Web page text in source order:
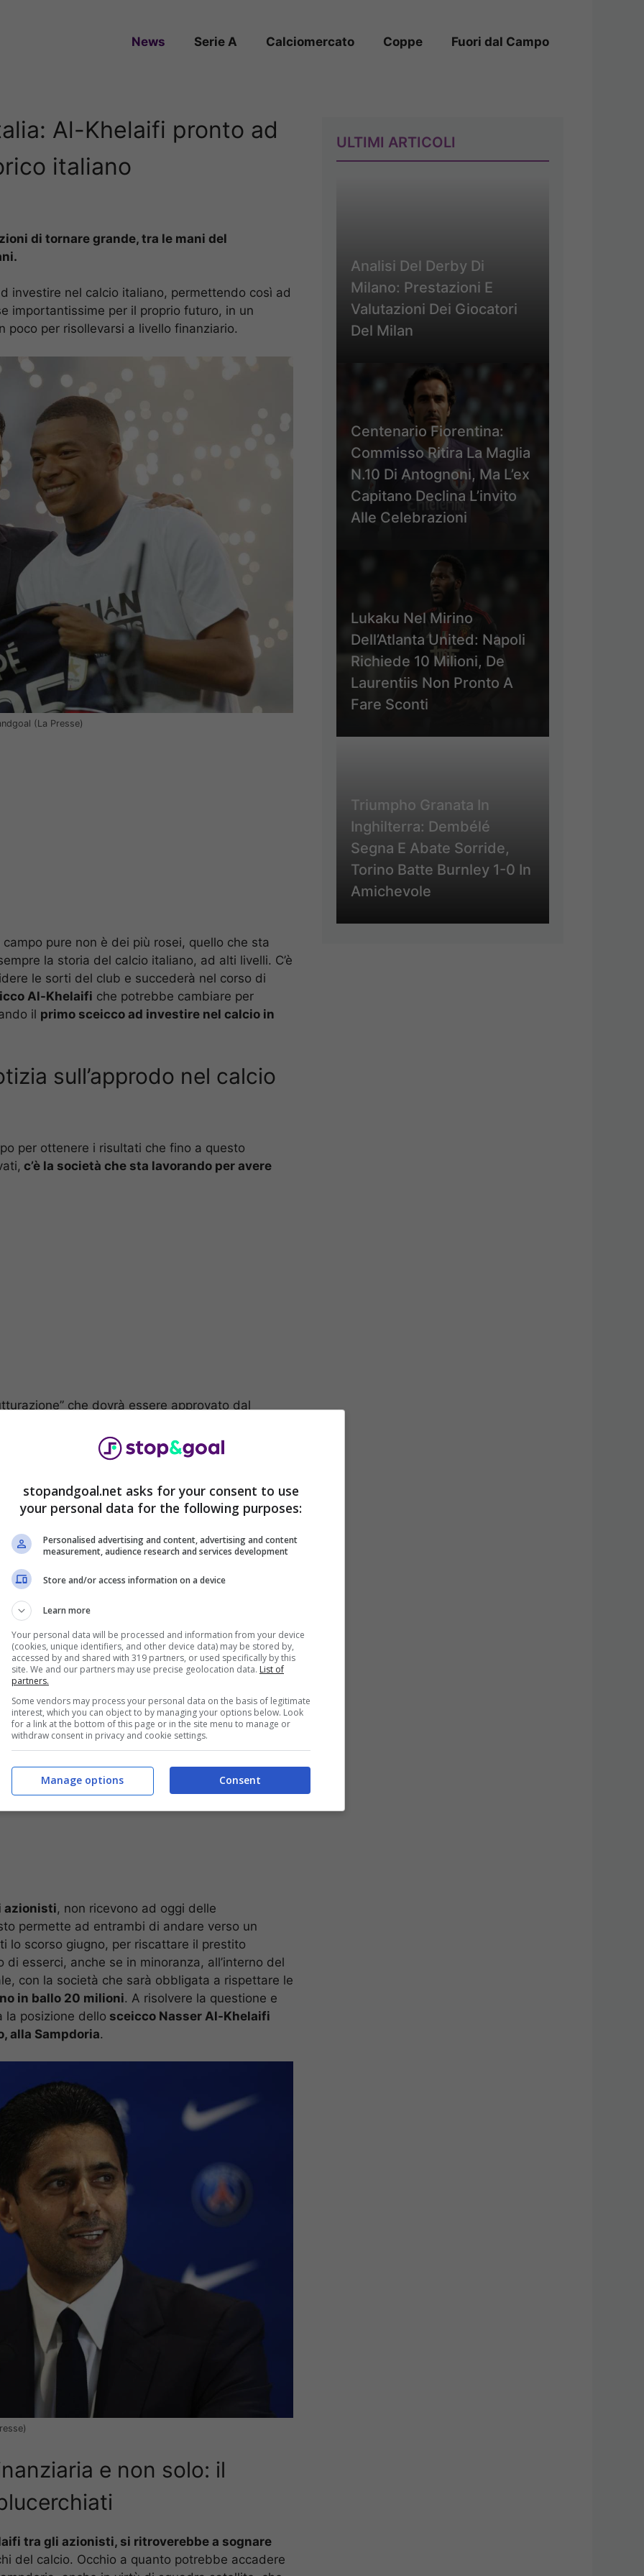
News Serie A Calciomercato Coppe Fuori dal Campo
Al-Khelaifi pronto ad
italiano
di tornare grande, tra le mani del
investire nel calcio italiano, permettendo così ad
importantissime per il proprio futuro, in un
per risollevarsi a livello finanziario.
(La Presse)
pure non è dei più rosei, quello che sta
la storia del calcio italiano, ad alti livelli. C’è
le sorti del club e succederà nel corso di
Al-Khelaifi che potrebbe cambiare per
il primo sceicco ad investire nel calcio in
sull’approdo nel calcio
per ottenere i risultati che fino a questo
c’è la società che sta lavorando per avere
che dovrà essere approvato dal
sarebbe fissata al 20 ottobre 2023
200 milioni attuali di debito a cifre intorno agli
che, da sottolineare, hanno ereditato
di tutto il mondo, con i due investitori che
uno di questi, appunto,potrebbe salvare la
Al-Khelaifi, che è fonte principale del fondo
la situazione
alla Sampdoria.A riportare la notizia sono i
che è la situazione in casa blucerchiata.
azionisti, non ricevono ad oggi delle
permette ad entrambi di andare verso un
lo scorso giugno, per riscattare il prestito
esserci, anche se in minoranza, all’interno del
con la società che sarà obbligata a rispettare le
in ballo 20 milioni. A risolvere la questione e
la posizione dello sceicco Nasser Al-Khelaifi
alla Sampdoria.
e non solo: il
tra gli azionisti, si ritroverebbe a sognare
del calcio. Occhio a quanto potrebbe accadere
ULTIMI ARTICOLI
Analisi Del Derby Di
Milano: Prestazioni E
Valutazioni Dei Giocatori
Del Milan
Centenario Fiorentina:
Commisso Ritira La Maglia
N.10 Di Antognoni, Ma L’ex
Capitano Declina L’invito
Alle Celebrazioni
Lukaku Nel Mirino
Dell’Atlanta United: Napoli
Richiede 10 Milioni, De
Laurentiis Non Pronto A
Fare Sconti
Triumpho Granata In
Inghilterra: Dembélé
Segna E Abate Sorride,
Torino Batte Burnley 1-0 In
Amichevole
stopandgoal.net asks for your consent to use
your personal data for the following purposes:
Personalised advertising and content, advertising and content
measurement, audience research and services development
Store and/or access information on a device
Learn more
Your personal data will be processed and information from your device
(cookies, unique identifiers, and other device data) may be stored by,
accessed by and shared with 319 partners, or used specifically by this
site. We and our partners may use precise geolocation data. List of
partners.
Some vendors may process your personal data on the basis of legitimate
interest, which you can object to by managing your options below. Look
for a link at the bottom of this page or in the site menu to manage or
withdraw consent in privacy and cookie settings.
Consent
Manage options